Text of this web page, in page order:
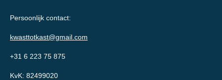
Persoonlijk contact:
kwasttotkast@gmail.com
+31 6 223 75 875
KvK: 82499020